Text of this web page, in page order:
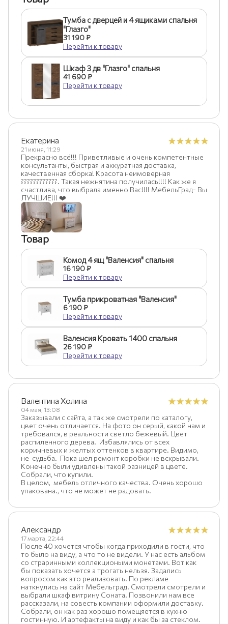
Тумба c дверцей и 4 ящиками спальня
"Глазго"
31 190 ₽
Перейти к товару
Шкаф 3 дв "Глазго" спальня
41 690 ₽
Перейти к товару
Екатерина
21 июня, 11:29
Прекрасно всё!!! Приветливые и очень компетентные
консультанты, быстрая и аккуратная доставка,
качественная сборка! Красота неимоверная
????????????. Такая нежнятина получилась!!!! Как же я
счастлива, что выбрала именно Вас!!!! МебельГрад- Вы
ЛУЧШИЕ!!! ❤️
Товар
Комод 4 ящ "Валенсия" спальня
16 190 ₽
Перейти к товару
Тумба прикроватная "Валенсия"
6 190 ₽
Перейти к товару
Валенсия Кровать 1400 спальня
26 190 ₽
Перейти к товару
Валентина Холина
04 мая, 13:08
Заказывали с сайта, а так же смотрели по каталогу,
цвет очень отличается. На фото он серый, какой нам и
требовался, в реальности светло бежевый. Цвет
распиленного дерева. Избавлялись от всех
коричневых и желтых оттенков в квартире. Видимо,
не судьба. Пока шел ремонт коробки не вскрывали.
Конечно были удивлены такой разницей в цвете.
Собрали, что купили.
В целом, мебель отличного качества. Очень хорошо
упакована., что не может не радовать.
Александр
17 марта, 22:44
После 40 хочется чтобы когда приходили в гости, что
то было на виду, а что то не видели. У нас есть альбом
со страринными коллекциоными монетами. Вот как
бы показать хочется а трогать нельзя. Задались
вопросом как это реализовать. По рекламе
наткнулись на сайт Мебельград. Смотрели смотрели и
выбрали шкаф витрину Соната. Позвонили нам все
рассказали, на совесть компании оформили доставку.
Собрали, он как раз хорошо помещяется в кухню
гостинную. И артефакты на виду и как бы за стеклом.